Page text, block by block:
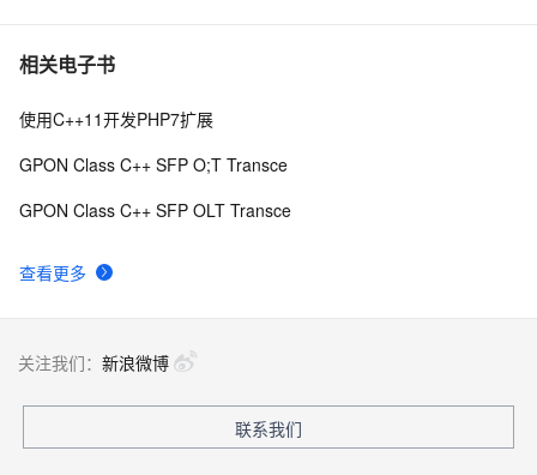
10
√2、(2/√π) 等等）
相关电子书
查看更多
使用C++11开发PHP7扩展
GPON Class C++ SFP O;T Transce
GPON Class C++ SFP OLT Transce
关注我们： 新浪微博
联系我们